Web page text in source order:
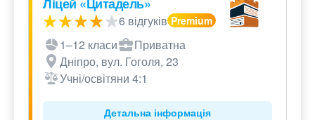
6 відгуків
1–12 класи
Приватна
Дніпро, вул. Гоголя, 23
Учні/освітяни 4:1
Детальна інформація